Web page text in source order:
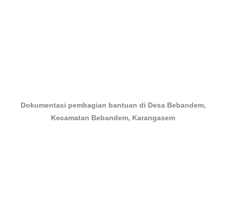
Dokumentasi pembagian bantuan di Desa Bebandem,
Kecamatan Bebandem, Karangasem